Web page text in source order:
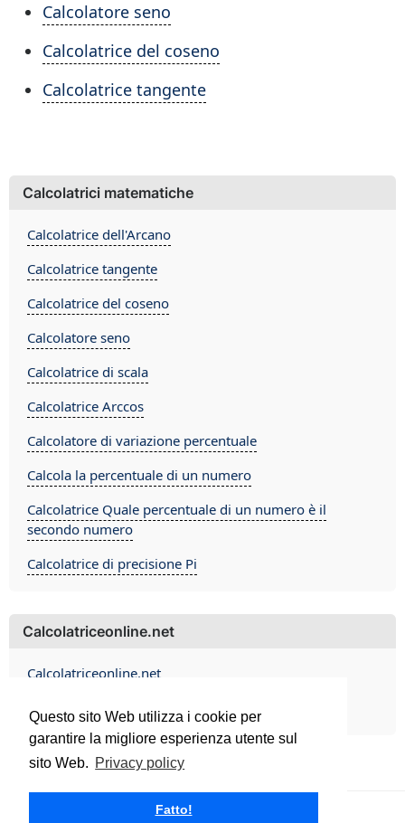
Questo sito Web utilizza i cookie per
garantire la migliore esperienza utente sul
sito Web. Privacy policy
Fatto!
Calcolatore seno
Calcolatrice del coseno
Calcolatrice tangente
Calcolatrici matematiche
Calcolatrice dell'Arcano
Calcolatrice tangente
Calcolatrice del coseno
Calcolatore seno
Calcolatrice di scala
Calcolatrice Arccos
Calcolatore di variazione percentuale
Calcola la percentuale di un numero
Calcolatrice Quale percentuale di un numero è il
secondo numero
Calcolatrice di precisione Pi
Calcolatriceonline.net
Calcolatriceonline.net
Contact